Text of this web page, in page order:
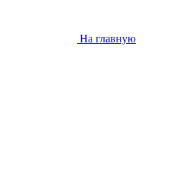
На главную